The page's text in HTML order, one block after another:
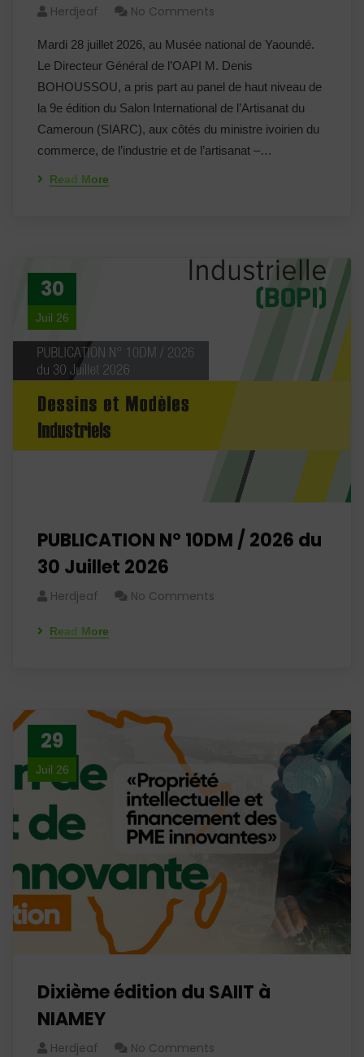
Herdjeaf No Comments
Mardi 28 juillet 2026, au Musée national de Yaoundé.
Le Directeur Général de l’OAPI M. Denis
BOHOUSSOU, a pris part au panel de haut niveau de
la 9e édition du Salon International de l’Artisanat du
Cameroun (SIARC), aux côtés du ministre ivoirien du
commerce, de l’industrie et de l’artisanat –…
Read More
30
Juil 26
PUBLICATION N° 10DM / 2026 du
30 Juillet 2026
Herdjeaf No Comments
Read More
29
Juil 26
Dixième édition du SAIIT à
NIAMEY
Herdjeaf No Comments